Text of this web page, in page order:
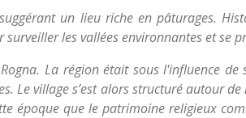
un lieu riche en pâturages.
les vallées environnantes et se
La région était sous l'influence
Le village s’est alors structuré autour
époque que le patrimoine religieux